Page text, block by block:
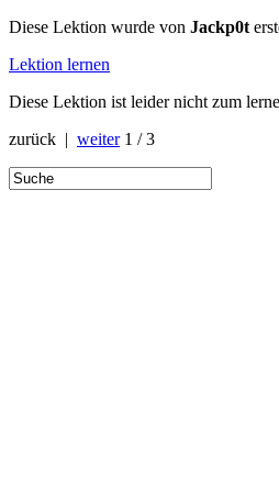
Diese Lektion wurde von Jackp0t
Lektion lernen
Diese Lektion ist leider nicht zum
zurück | weiter 1 / 3